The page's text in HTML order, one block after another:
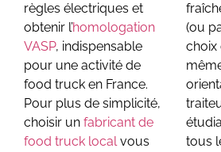
règles électriques et
obtenir l’homologation
VASP, indispensable
pour une activité de
food truck en France.
Pour plus de simplicité,
choisir un fabricant de
food truck localvous
(ou
choix
tous